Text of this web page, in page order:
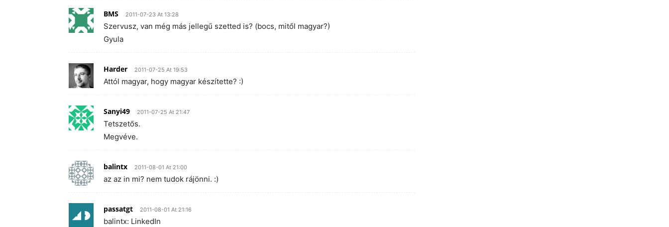
BMS 2011-07-23 At 13:28
Szervusz, van még más jellegű szetted is? (bocs, mitől magyar?)
Gyula
Harder 2011-07-25 At 19:53
Attól magyar, hogy magyar készítette? :)
Sanyi49 2011-07-25 At 21:47
Tetszetős.
Megvéve.
balintx 2011-08-01 At 21:00
az az in mi? nem tudok rájönni. :)
passatgt 2011-08-01 At 21:16
balintx: LinkedIn